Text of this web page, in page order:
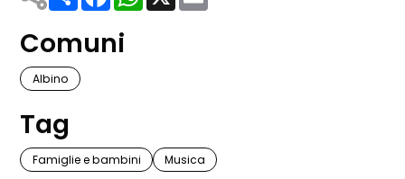
Comuni
Albino
Tag
Famiglie e bambini Musica